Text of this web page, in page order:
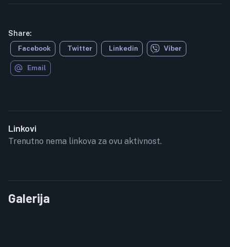
Share:
Facebook Twitter Linkedin Viber
Email
Linkovi
Trenutno nema linkova za ovu aktivnost.
Galerija